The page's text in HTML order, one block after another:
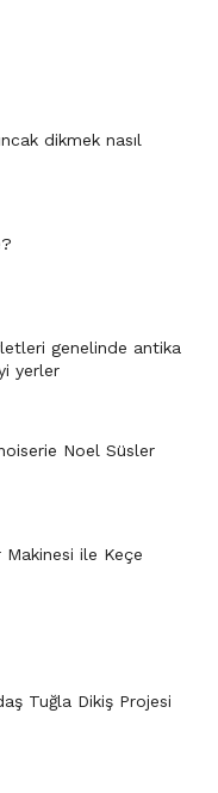
dikmek nasıl
genelinde antika
yerler
Noel Süsler
Makinesi ile Keçe
Tuğla Dikiş Projesi